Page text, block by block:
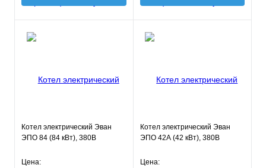
Котел электрический Эван
ЭПО 84 (84 кВт), 380В
Цена:
Котел электрический Эван
ЭПО 42А (42 кВт), 380В
Цена: